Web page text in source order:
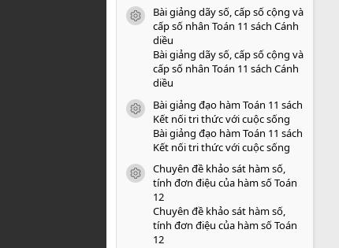
o
icon tài liệu
Bài giảng dãy số, cấp số cộng và
cấp số nhân Toán 11 sách Cánh
diều
Bài giảng dãy số, cấp số cộng và
cấp số nhân Toán 11 sách Cánh
diều
icon tài liệu
Bài giảng đạo hàm Toán 11 sách
Kết nối tri thức với cuộc sống
Bài giảng đạo hàm Toán 11 sách
Kết nối tri thức với cuộc sống
icon tài liệu
Chuyên đề khảo sát hàm số,
tính đơn điệu của hàm số Toán
12
Chuyên đề khảo sát hàm số,
tính đơn điệu của hàm số Toán
12